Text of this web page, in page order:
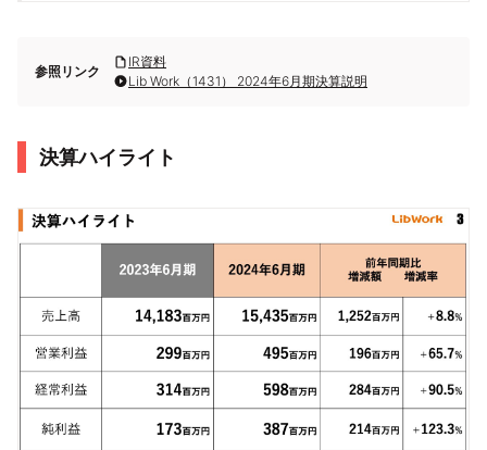
参照リンク
IR資料
Lib Work（1431） 2024年6月期決算説明
決算ハイライト